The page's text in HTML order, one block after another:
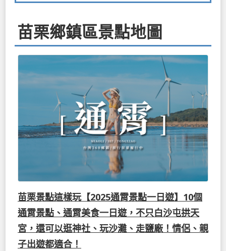
苗栗鄉鎮區景點地圖
苗栗景點這樣玩【2025通霄景點一日遊】10個
通霄景點、通霄美食一日遊，不只白沙屯拱天
宮，還可以逛神社、玩沙灘、走鹽廠！情侶、親
子出遊都適合！